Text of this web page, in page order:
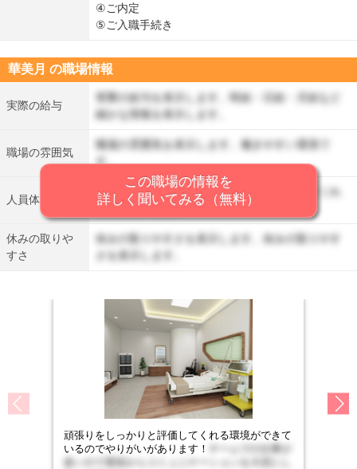
④ご内定
⑤ご入職手続き
華美月 の職場情報
実際の給与
実際の給与を表示します。時給・日給・月給など
細かな情報を表示します。
職場の雰囲気
職場の雰囲気を表示します。働きやすい環境で
す。
人員体制
人員体制を表示します。丁寧に仕事を教えてくれ
る先輩がいます。
休みの取りや
すさ
休みの取りやすさを表示します。休みの取りやす
さを表示します。
この職場の情報を
詳しく聞いてみる（無料）
頑張りをしっかりと評価してくれる環境ができて
いるのでやりがいがあります！
チームでの仕事が
多いので普段からコミュニケーションを大切にし